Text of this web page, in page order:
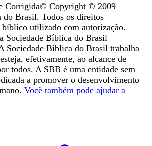
Corrigida© Copyright © 2009
do Brasil. Todos os direitos
bíblico utilizado com autorização.
Sociedade Bíblica do Brasil
Sociedade Bíblica do Brasil trabalha
efetivamente, ao alcance de
todos. A SBB é uma entidade sem
a promover o desenvolvimento
Você também pode ajudar a